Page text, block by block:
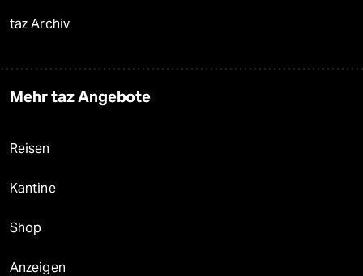
taz Archiv
Mehr taz Angebote
Reisen
Kantine
Shop
Anzeigen